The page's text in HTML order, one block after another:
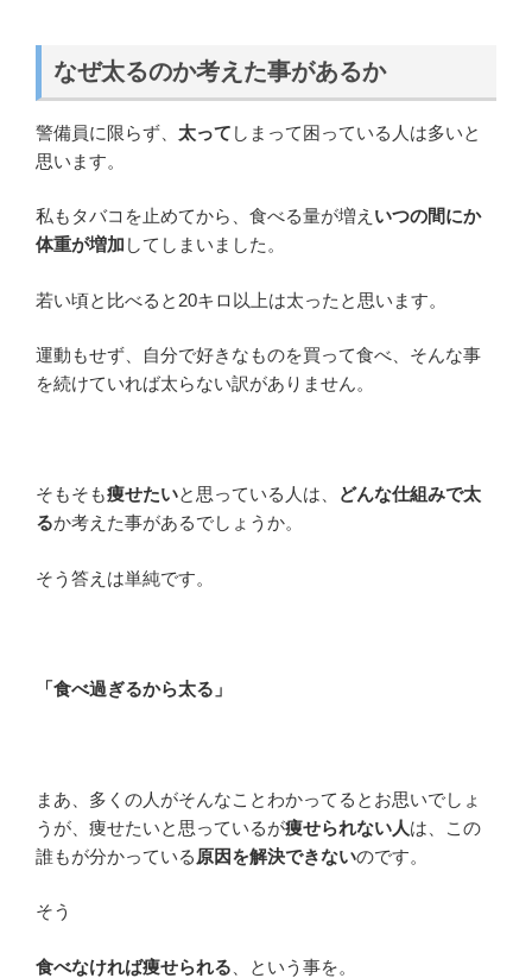
なぜ太るのか考えた事があるか
警備員に限らず、 太って しまって困っている人は多いと
思います。
私もタバコを止めてから、食べる量が増え いつの間にか
体重が増加 してしまいました。
若い頃と比べると20キロ以上は太ったと思います。
運動もせず、自分で好きなものを買って食べ、そんな事
を続けていれば太らない訳がありません。
そもそも痩せたいと思っている人は、
どんな仕組みで太
るか考えた事があるでしょうか。
そう答えは単純です。
「食べ過ぎるから太る」
まあ、多くの人がそんなことわかってるとお思いでしょ
うが、痩せたいと思っているが痩せられない人は、この
誰もが分かっている 原因を解決できないのです。
そう
食べなければ痩せられる 、という事を。